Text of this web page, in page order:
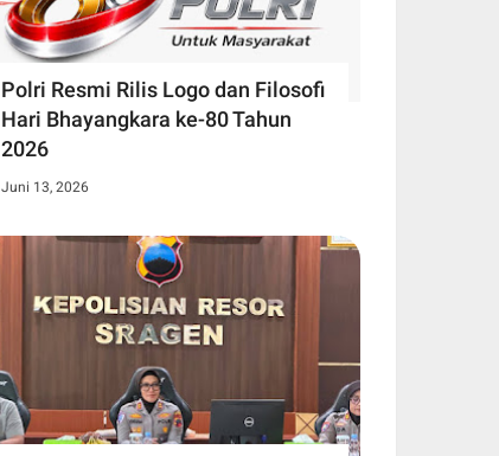
Polri Resmi Rilis Logo dan Filosofi
Hari Bhayangkara ke-80 Tahun
2026
Juni 13, 2026